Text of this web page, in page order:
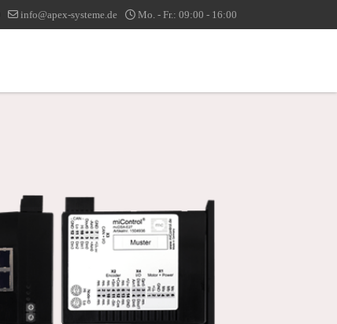
info@apex-systeme.de Mo. - Fr.: 09:00 - 16:00